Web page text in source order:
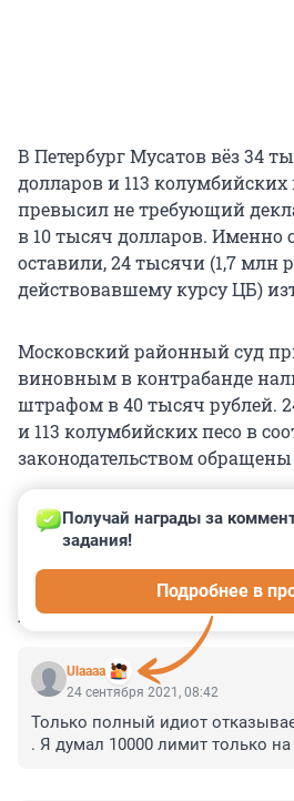
В Петербург Мусатов вёз 34
долларов и 113 колумбийских
превысил не требующий
в 10 тысяч долларов. Именно
оставили, 24 тысячи (1,7 млн
действовавшему курсу ЦБ)
Московский районный суд
виновным в контрабанде
штрафом в 40 тысяч рублей.
и 113 колумбийских песо в
законодательством
КОММЕНТАРИИ 5
Ulaaaa
Получай награды за
задания!
Подробнее в
24 сентября 2021, 08:42
Только полный идиот
. Я думал 10000 лимит только